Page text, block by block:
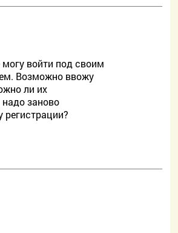
войти под своим
Возможно ввожу
ли их
заново